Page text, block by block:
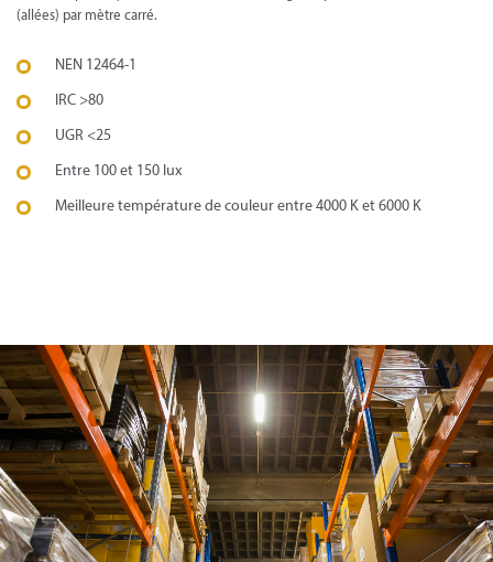
(allées) par mètre carré.
NEN 12464-1
IRC >80
UGR <25
Entre 100 et 150 lux
Meilleure température de couleur entre 4000 K et 6000 K